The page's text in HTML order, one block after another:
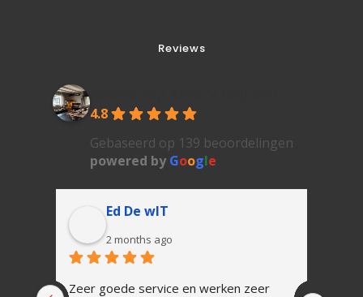
Reviews
4.8
Gebaseerd op 139 beoordelingen
powered byGoogle
Ed De wIT
2 months ago
Zeer goede service en werken zeer